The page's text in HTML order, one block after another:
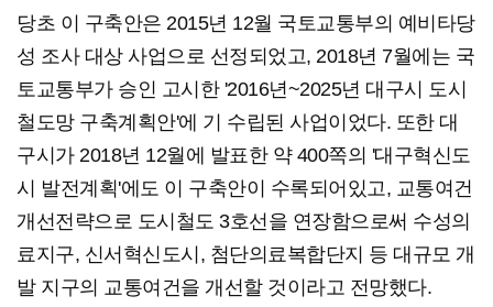
당초 이 구축안은 2015년 12월 국토교통부의 예비타당
성 조사 대상 사업으로 선정되었고, 2018년 7월에는 국
토교통부가 승인 고시한 '2016년~2025년 대구시 도시
철도망 구축계획안'에 기 수립된 사업이었다. 또한 대
구시가 2018년 12월에 발표한 약 400쪽의 '대구혁신도
시 발전계획'에도 이 구축안이 수록되어있고, 교통여건
개선전략으로 도시철도 3호선을 연장함으로써 수성의
료지구, 신서혁신도시, 첨단의료복합단지 등 대규모 개
발 지구의 교통여건을 개선할 것이라고 전망했다.